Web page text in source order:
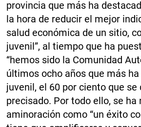
provincia que más ha
la hora de reducir el mejor
salud económica de un sitio,
juvenil”, al tiempo que ha
“hemos sido la Comunidad
últimos ocho años que más
juvenil, el 60 por ciento que se
precisado. Por todo ello, se ha
aminoración como “un éxito